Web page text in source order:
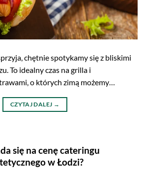
chętnie spotykamy się z bliskimi
To idealny czas na grilla i
o których zimą możemy…
CZYTAJ DALEJ →
się na cenę cateringu
w Łodzi?